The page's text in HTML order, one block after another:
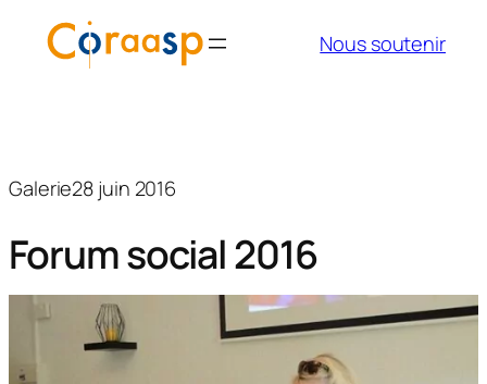
Nous soutenir
Galerie28 juin 2016
Forum social 2016